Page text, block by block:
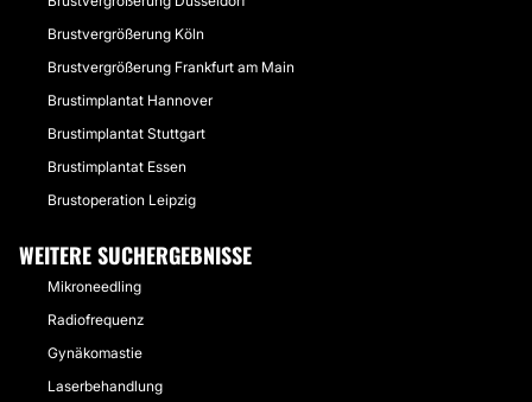
Brustvergrößerung Köln
Brustvergrößerung Frankfurt am Main
Brustimplantat Hannover
Brustimplantat Stuttgart
Brustimplantat Essen
Brustoperation Leipzig
WEITERE SUCHERGEBNISSE
Mikroneedling
Radiofrequenz
Gynäkomastie
Laserbehandlung